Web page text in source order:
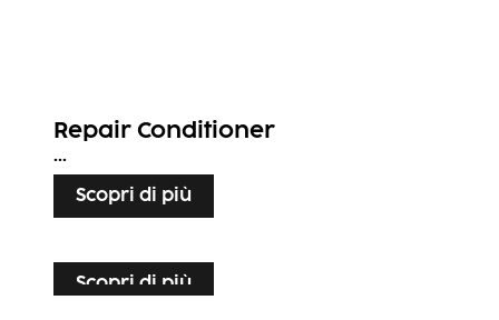
Repair Conditioner
...
Scopri di più
Scopri di più